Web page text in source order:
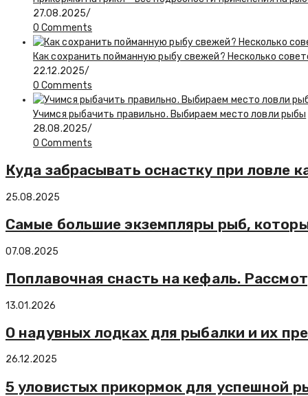
27.08.2025/
0 Comments
Как сохранить пойманную рыбу свежей? Несколько
22.12.2025/
0 Comments
Учимся рыбачить правильно. Выбираем место ловли рыбы
28.08.2025/
0 Comments
Куда забрасывать оснастку при ловле
25.08.2025
Самые большие экземпляры рыб,
07.08.2025
Поплавочная снасть на кефаль.
13.01.2026
О надувных лодках для рыбалки и их
26.12.2025
5 уловистых прикормок для успешной